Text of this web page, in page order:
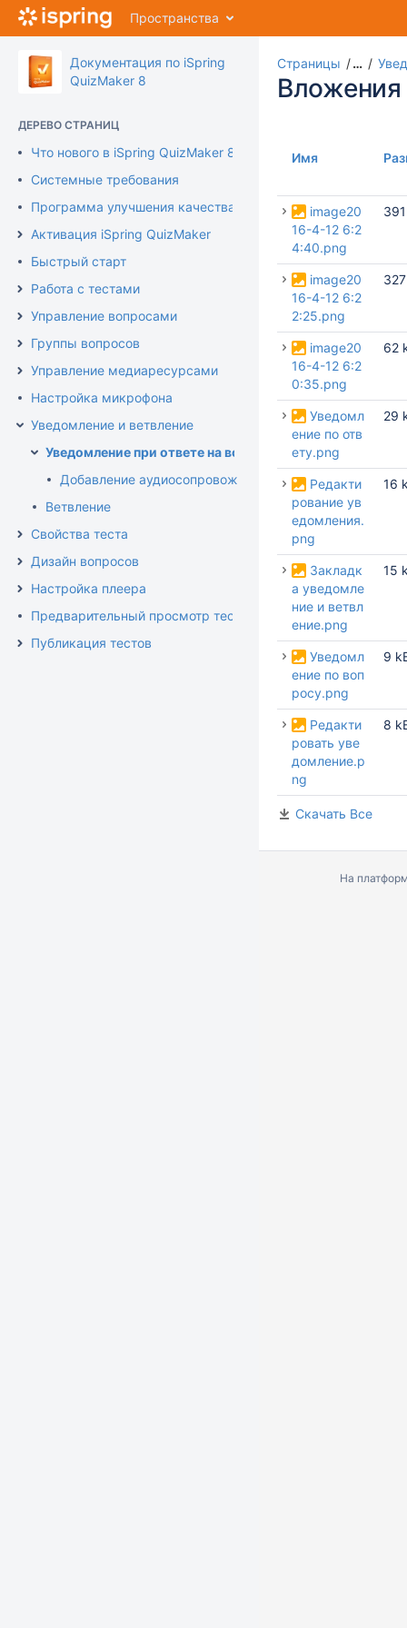
Перейти
содержимому
assistive.skiplink.to.breadcrumbs
assistive.skiplink.to.quick.search
Пространства
Документация по iSpring
QuizMaker 8
ДЕРЕВО СТРАНИЦ
Что нового в iSpring QuizMaker 8
Системные требования
Программа улучшения качества продукта
Активация iSpring QuizMaker
Быстрый старт
Работа с тестами
Управление вопросами
Группы вопросов
Управление медиаресурсами
Настройка микрофона
Уведомление и ветвление
Уведомление при ответе на вопрос
Добавление аудиосопровождения к уведомлениям
Ветвление
Свойства теста
Дизайн вопросов
Настройка плеера
Предварительный просмотр теста
Публикация тестов
Страницы …
Вложения
Имя
image20
16-4-12 6:2
4:40.png
image20
16-4-12 6:2
2:25.png
image20
16-4-12 6:2
0:35.png
62
Уведомл
ение по отв
ету.png
29
Редакти
рование ув
едомления.
png
16
Закладк
а уведомле
ние и ветвл
ение.png
15
Уведомл
ение по воп
росу.png
9
Редакти
ровать уве
домление.p
ng
8
Скачать Все
На